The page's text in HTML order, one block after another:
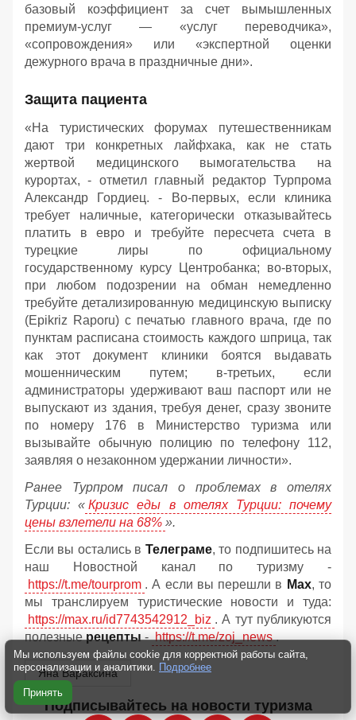
базовый коэффициент за счет вымышленных
премиум-услуг — «услуг переводчика»,
«сопровождения» или «экспертной оценки
дежурного врача в праздничные дни».
Защита пациента
«На туристических форумах путешественникам
дают три конкретных лайфхака, как не стать
жертвой медицинского вымогательства на
курортах, - отметил главный редактор Турпрома
Александр Гордиец. - Во-первых, если клиника
требует наличные, категорически отказывайтесь
платить в евро и требуйте пересчета счета в
турецкие лиры по официальному
государственному курсу Центробанка; во-вторых,
при любом подозрении на обман немедленно
требуйте детализированную медицинскую выписку
(Epikriz Raporu) с печатью главного врача, где по
пунктам расписана стоимость каждого шприца, так
как этот документ клиники боятся выдавать
мошенническим путем; в-третьих, если
администраторы удерживают ваш паспорт или не
выпускают из здания, требуя денег, сразу звоните
по номеру 176 в Министерство туризма или
вызывайте обычную полицию по телефону 112,
заявляя о незаконном удержании личности».
Ранее Турпром писал о проблемах в отелях
Турции: « Кризис еды в отелях Турции: почему
цены взлетели на 68% ».
Если вы остались в Телеграме, то подпишитесь на
наш Новостной канал по туризму -
https://t.me/tourprom . А если вы перешли в Мах, то
мы транслируем туристические новости и туда:
https://max.ru/id7743542912_biz . А тут публикуются
полезныерецепты- https://t.me/zoj_news .
Яна Вараксина
Подписывайтесь на новости туризма
Мы используем файлы cookie для корректной работы сайта,
персонализации и аналитики. Подробнее
Принять